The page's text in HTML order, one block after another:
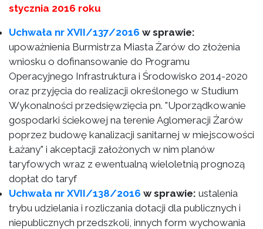
stycznia 2016 roku
Uchwała nr XVII/137/2016 w sprawie:
upoważnienia Burmistrza Miasta Żarów do złożenia
wniosku o dofinansowanie do Programu
Operacyjnego Infrastruktura i Środowisko 2014-2020
oraz przyjęcia do realizacji określonego w Studium
Wykonalności przedsięwzięcia pn. "Uporządkowanie
gospodarki ściekowej na terenie Aglomeracji Żarów
poprzez budowę kanalizacji sanitarnej w miejscowości
Łażany" i akceptacji założonych w nim planów
taryfowych wraz z ewentualną wieloletnią prognozą
dopłat do taryf
Uchwała nr XVII/138/2016 w sprawie: ustalenia
trybu udzielania i rozliczania dotacji dla publicznych i
niepublicznych przedszkoli, innych form wychowania